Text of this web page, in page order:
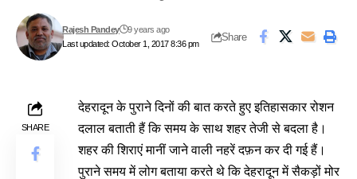
Last updated: October 1, 2017 8:36 pm
Rajesh Pandey 9 years ago
Share
SHARE
देहरादून के पुराने दिनों की बात करते हुए इतिहासकार रोशन
दलाल बताती हैं कि समय के साथ शहर तेजी से बदला है।
शहर की शिराएं मानीं जाने वाली नहरें दफ़न कर दी गई हैं।
पुराने समय में लोग बताया करते थे कि देहरादून में सैकड़ों मोर